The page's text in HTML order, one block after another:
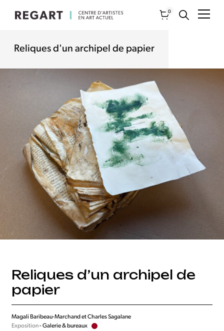
0
Reliques d'un archipel de papier
Reliques d’un archipel de
papier
Magali Baribeau-Marchand et Charles Sagalane
Exposition- Galerie & bureaux